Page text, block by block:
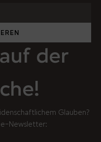
der
Glauben?
Newsletter: